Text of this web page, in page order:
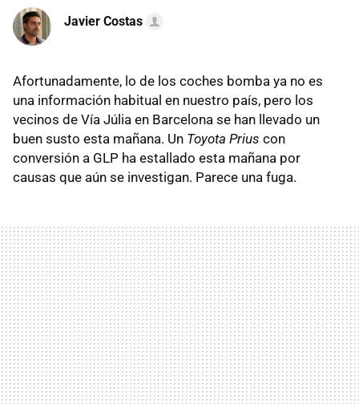
Javier Costas
Afortunadamente, lo de los coches bomba ya no es
una información habitual en nuestro país, pero los
vecinos de Vía Júlia en Barcelona se han llevado un
buen susto esta mañana. Un Toyota Prius con
conversión a GLP ha estallado esta mañana por
causas que aún se investigan. Parece una fuga.